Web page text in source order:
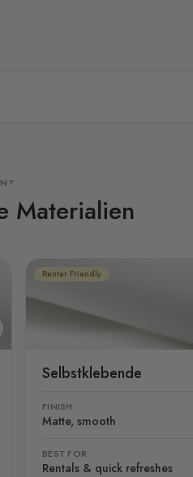
Materialien
Renter Friendly
Selbstklebende
FINISH
Matte, smooth
BEST FOR
Rentals & quick refreshes